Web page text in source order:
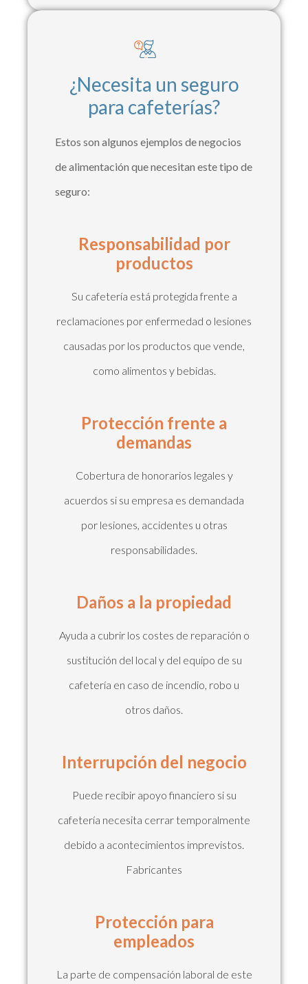
¿Necesita un seguro
para cafeterías?
Estos son algunos ejemplos de negocios
de alimentación que necesitan este tipo de
seguro:
Responsabilidad por
productos
Su cafetería está protegida frente a
reclamaciones por enfermedad o lesiones
causadas por los productos que vende,
como alimentos y bebidas.
Protección frente a
demandas
Cobertura de honorarios legales y
acuerdos si su empresa es demandada
por lesiones, accidentes u otras
responsabilidades.
Daños a la propiedad
Ayuda a cubrir los costes de reparación o
sustitución del local y del equipo de su
cafetería en caso de incendio, robo u
otros daños.
Interrupción del negocio
Puede recibir apoyo financiero si su
cafetería necesita cerrar temporalmente
debido a acontecimientos imprevistos.
Fabricantes
Protección para
empleados
La parte de compensación laboral de este